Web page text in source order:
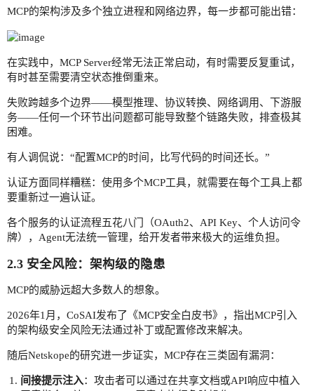
MCP的架构涉及多个独立进程和网络边界，每一步都可能出错：
在实践中，MCP Server经常无法正常启动，有时需要反复重试，
有时甚至需要清空状态推倒重来。
失败跨越多个边界——模型推理、协议转换、网络调用、下游服
务——任何一个环节出问题都可能导致整个链路失败，排查极其
困难。
有人调侃说：“配置MCP的时间，比写代码的时间还长。”
认证方面同样糟糕：使用多个MCP工具，就需要在每个工具上都
要重新过一遍认证。
各个服务的认证流程五花八门（OAuth2、API Key、个人访问令
牌），Agent无法统一管理，给开发者带来极大的运维负担。
2.3 安全风险：架构级的隐患
MCP的威胁远超大多数人的想象。
2026年1月，CoSAI发布了《MCP安全白皮书》，指出MCP引入
的架构级安全风险无法通过补丁或配置修改来解决。
随后Netskope的研究进一步证实，MCP存在三类固有漏洞：
间接提示注入：攻击者可以通过在共享文档或API响应中植入